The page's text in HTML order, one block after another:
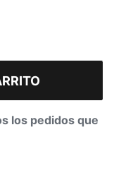
los pedidos que